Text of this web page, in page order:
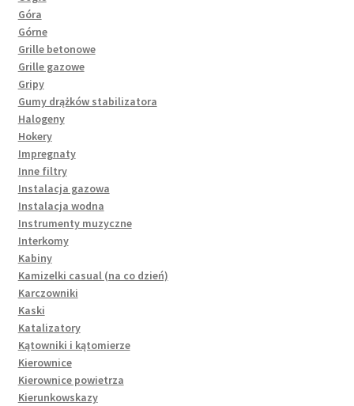
Góra
Górne
Grille betonowe
Grille gazowe
Gripy
Gumy drążków stabilizatora
Halogeny
Hokery
Impregnaty
Inne filtry
Instalacja gazowa
Instalacja wodna
Instrumenty muzyczne
Interkomy
Kabiny
Kamizelki casual (na co dzień)
Karczowniki
Kaski
Katalizatory
Kątowniki i kątomierze
Kierownice
Kierownice powietrza
Kierunkowskazy